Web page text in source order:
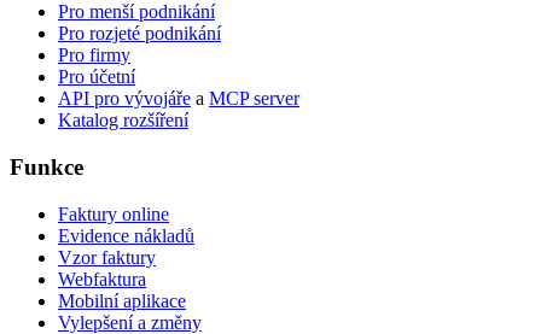
result.
Pro menší podnikání
Pro rozjeté podnikání
Pro firmy
Pro účetní
API pro vývojáře a MCP server
Katalog rozšíření
Funkce
Faktury online
Evidence nákladů
Vzor faktury
Webfaktura
Mobilní aplikace
Vylepšení a změny